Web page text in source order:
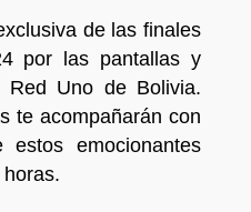
de las finales
por las pantallas y
Red Uno de Bolivia.
te acompañarán con
emocionantes